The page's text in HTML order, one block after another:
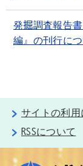
発掘調査報告
編』の刊行に
サイトの利用
RSSについて